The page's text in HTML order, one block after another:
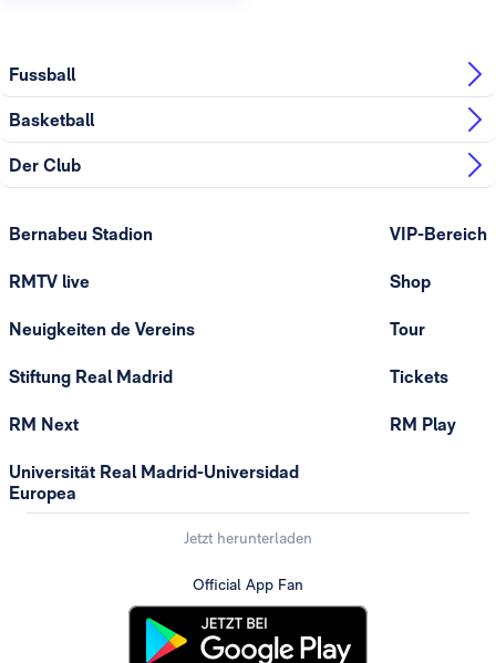
Fussball
Basketball
Der Club
Bernabeu Stadion
RMTV live
Neuigkeiten de Vereins
Stiftung Real Madrid
RM Next
Universität Real Madrid-Universidad
Europea
VIP-Bereich
Shop
Tour
Tickets
RM Play
Jetzt herunterladen
Official App Fan